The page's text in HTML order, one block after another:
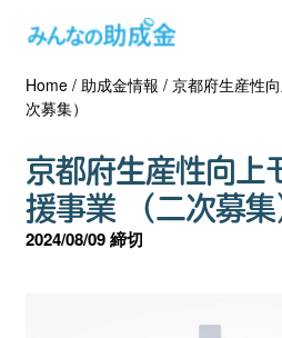
助成金を探す
士業の方へ
助成金コラム
Home/ 助成金情報 / 京都府生産性
次募集）
京都府生産性向上
援事業 （二次募集
2024/08/09 締切